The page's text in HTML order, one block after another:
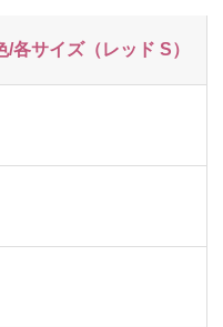
各サイズ（レッド S）